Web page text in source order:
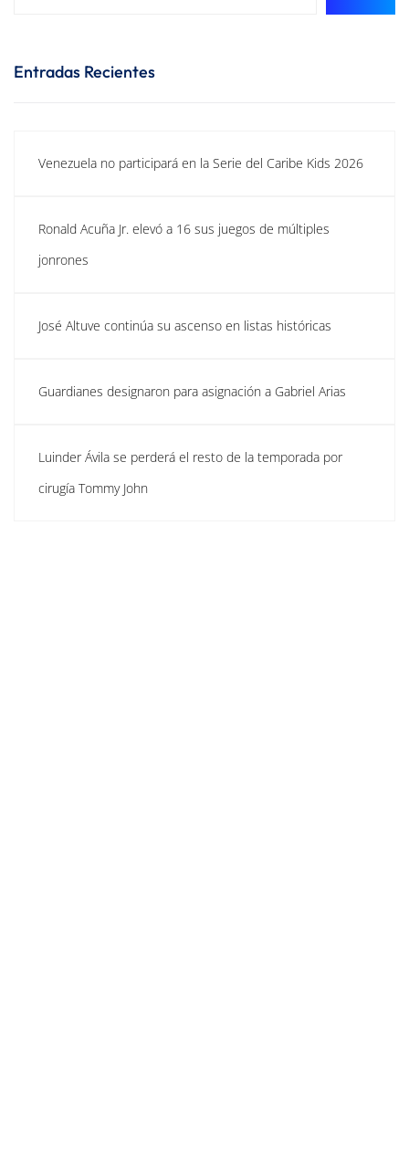
Entradas Recientes
Venezuela no participará en la Serie del Caribe Kids 2026
Ronald Acuña Jr. elevó a 16 sus juegos de múltiples
jonrones
José Altuve continúa su ascenso en listas históricas
Guardianes designaron para asignación a Gabriel Arias
Luinder Ávila se perderá el resto de la temporada por
cirugía Tommy John